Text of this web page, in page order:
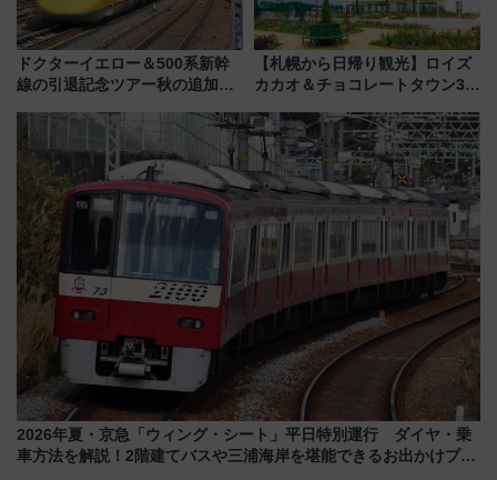
ドクターイエロー＆500系新幹
線の引退記念ツアー秋の追加企
ホテル情報まとめ
【札幌から日帰り観光】ロイズ
カカオ＆チョコレートタウン3周
詰め放題を開催、ロイズタウン
駅からのアクセスも
2026年夏・京急「ウィング・シート」平日特別運行 ダイヤ・乗
車方法を解説！2階建てバスや三浦海岸を堪能できるお出かけプラ